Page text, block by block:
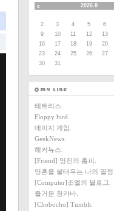
2026.8
2
3 4 5 6
9
10 11 12 13
16
17 18 19 20
23
24 25 26 27
30
31
테트리스.
Floppy bird.
데이지 게임.
GeekNews.
해커뉴스.
[Friend] 영진의 홈피.
영혼을 불태우는 나의 열정..
[Computer]조엘의 블로그.
즐거운 청카바.
[Chobocho] Tumblr.